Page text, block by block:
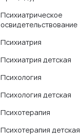
Психиатрическое
освидетельствование
Психиатрия
Психиатрия детская
Психология
Психология детская
Психотерапия
Психотерапия детская